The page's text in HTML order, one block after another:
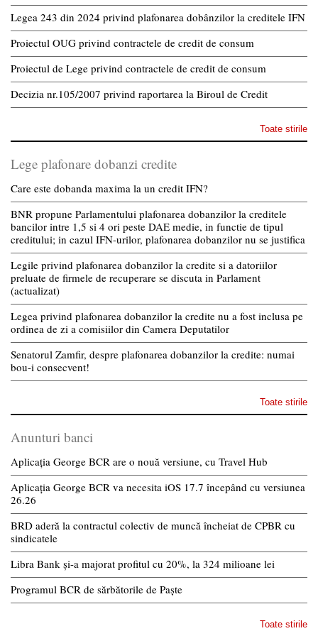
Legea 243 din 2024 privind plafonarea dobânzilor la creditele IFN
Proiectul OUG privind contractele de credit de consum
Proiectul de Lege privind contractele de credit de consum
Decizia nr.105/2007 privind raportarea la Biroul de Credit
Toate stirile
Lege plafonare dobanzi credite
Care este dobanda maxima la un credit IFN?
BNR propune Parlamentului plafonarea dobanzilor la creditele
bancilor intre 1,5 si 4 ori peste DAE medie, in functie de tipul
creditului; in cazul IFN-urilor, plafonarea dobanzilor nu se justifica
Legile privind plafonarea dobanzilor la credite si a datoriilor
preluate de firmele de recuperare se discuta in Parlament
(actualizat)
Legea privind plafonarea dobanzilor la credite nu a fost inclusa pe
ordinea de zi a comisiilor din Camera Deputatilor
Senatorul Zamfir, despre plafonarea dobanzilor la credite: numai
bou-i consecvent!
Toate stirile
Anunturi banci
Aplicația George BCR are o nouă versiune, cu Travel Hub
Aplicația George BCR va necesita iOS 17.7 începând cu versiunea
26.26
BRD aderă la contractul colectiv de muncă încheiat de CPBR cu
sindicatele
Libra Bank și-a majorat profitul cu 20%, la 324 milioane lei
Programul BCR de sărbătorile de Paște
Toate stirile